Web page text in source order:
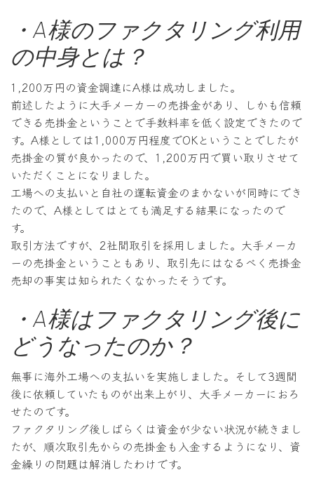
・A様のファクタリング利用
の中身とは？
1,200万円の資金調達にA様は成功しました。
前述したように大手メーカーの売掛金があり、しかも信頼
できる売掛金ということで手数料率を低く設定できたので
す。A様としては1,000万円程度でOKということでしたが
売掛金の質が良かったので、1,200万円で買い取りさせて
いただくことになりました。
工場への支払いと自社の運転資金のまかないが同時にでき
たので、A様としてはとても満足する結果になったので
す。
取引方法ですが、2社間取引を採用しました。大手メーカ
ーの売掛金ということもあり、取引先にはなるべく売掛金
売却の事実は知られたくなかったそうです。
・A様はファクタリング後に
どうなったのか？
無事に海外工場への支払いを実施しました。そして3週間
後に依頼していたものが出来上がり、大手メーカーにおろ
せたのです。
ファクタリング後しばらくは資金が少ない状況が続きまし
たが、順次取引先からの売掛金も入金するようになり、資
金繰りの問題は解消したわけです。